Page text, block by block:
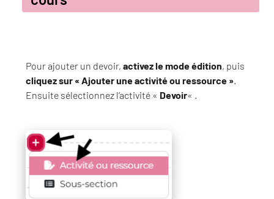
Pour ajouter un devoir, activez le mode édition, puis
cliquez sur « Ajouter une activité ou ressource ».
Ensuite sélectionnez l’activité « Devoir« .